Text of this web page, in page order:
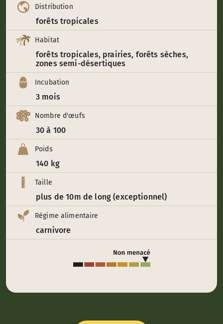
Distribution
forêts tropicales
Habitat
forêts tropicales, prairies, forêts sèches,
zones semi-désertiques
Incubation
3 mois
Nombre d'œufs
30 à 100
Poids
140 kg
Taille
plus de 10m de long (exceptionnel)
Régime alimentaire
carnivore